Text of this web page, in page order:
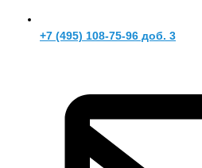
+7 (495) 108-75-96 доб. 3